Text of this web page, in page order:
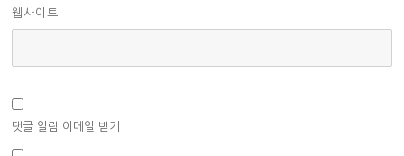
웹사이트
댓글 알림 이메일 받기